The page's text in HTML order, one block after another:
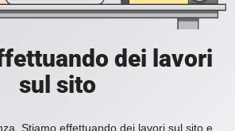
dei lavori
sul sito
Stiamo effettuando dei lavori sul sito e